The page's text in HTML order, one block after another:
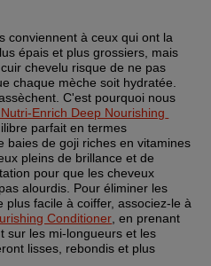
conviennent à ceux qui ont la
épais et plus grossiers, mais
chevelu risque de ne pas
chaque mèche soit hydratée.
C'est pourquoi nous
Enrich Deep Nourishing
parfait en termes
baies de goji riches en vitamines
pleins de brillance et de
pour que les cheveux
alourdis. Pour éliminer les
Conditioner , en prenant
sur les mi-longueurs et les
lisses, rebondis et plus